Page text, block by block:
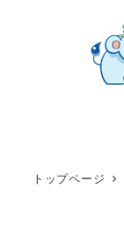
トップページ